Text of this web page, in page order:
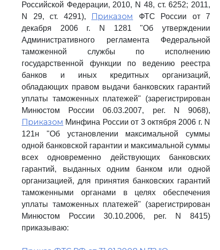
Российской Федерации, 2010, N 48, ст. 6252; 2011,
N 29, ст. 4291),
Приказом
ФТС России от 7
декабря 2006 г. N 1281 "Об утверждении
Административного регламента Федеральной
таможенной службы по исполнению
государственной функции по ведению реестра
банков и иных кредитных организаций,
обладающих правом выдачи банковских гарантий
уплаты таможенных платежей" (зарегистрирован
Минюстом России 06.03.2007, рег. N 9068),
Приказом Минфина России от 3 октября 2006 г. N
121н "Об установлении максимальной суммы
одной банковской гарантии и максимальной суммы
всех одновременно действующих банковских
гарантий, выданных одним банком или одной
организацией, для принятия банковских гарантий
таможенными органами в целях обеспечения
уплаты таможенных платежей" (зарегистрирован
Минюстом России 30.10.2006, рег. N 8415)
приказываю: